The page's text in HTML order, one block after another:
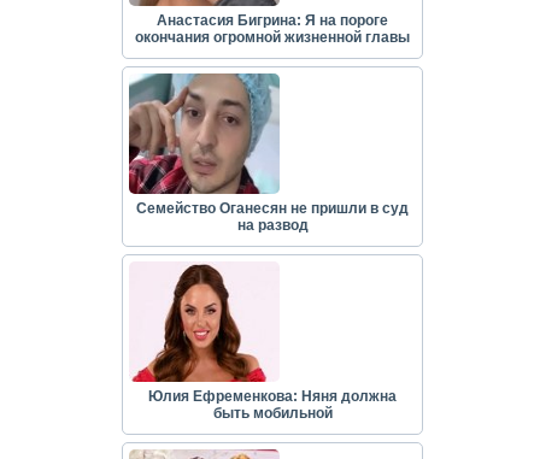
Анастасия Бигрина: Я на пороге
окончания огромной жизненной главы
Семейство Оганесян не пришли в суд
на развод
Юлия Ефременкова: Няня должна
быть мобильной